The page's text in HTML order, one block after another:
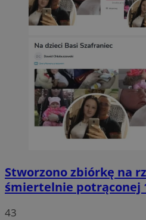
Stworzono zbiórkę na
śmiertelnie potrąconej
43